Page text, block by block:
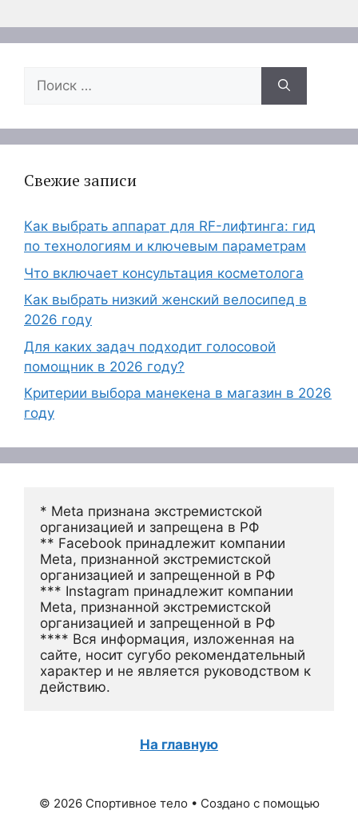
Поиск:
Свежие записи
Как выбрать аппарат для RF-лифтинга: гид
по технологиям и ключевым параметрам
Что включает консультация косметолога
Как выбрать низкий женский велосипед в
2026 году
Для каких задач подходит голосовой
помощник в 2026 году?
Критерии выбора манекена в магазин в 2026
году
* Meta признана экстремистской
организацией и запрещена в РФ
** Facebook принадлежит компании
Meta, признанной экстремистской
организацией и запрещенной в РФ
*** Instagram принадлежит компании
Meta, признанной экстремистской
организацией и запрещенной в РФ
**** Вся информация, изложенная на
сайте, носит сугубо рекомендательный
характер и не является руководством к
действию.
На главную
© 2026 Спортивное тело • Создано с помощью